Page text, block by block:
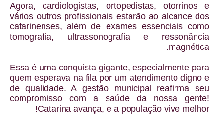
Agora, cardiologistas, ortopedistas, otorrinos e
vários outros profissionais estarão ao alcance dos
catarinenses, além de exames essenciais como
tomografia, ultrassonografia e ressonância
magnética.
Essa é uma conquista gigante, especialmente para
quem esperava na fila por um atendimento digno e
de qualidade. A gestão municipal reafirma seu
compromisso com a saúde da nossa gente!
Catarina avança, e a população vive melhor!